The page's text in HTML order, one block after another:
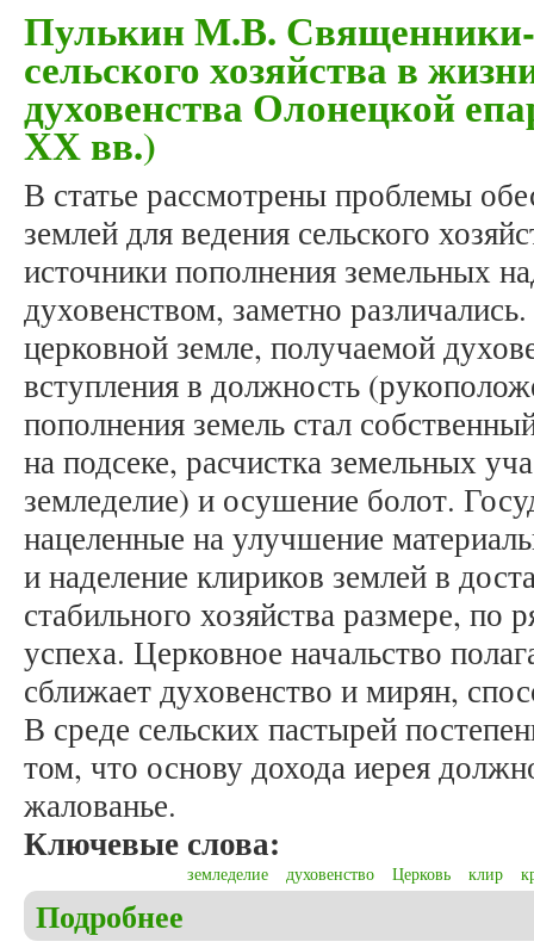
Пулькин М.В. Священники-
сельского хозяйства в
духовенства Олонецкой
ХХ вв.)
В статье рассмотрены проблемы
землей для ведения сельского
источники пополнения земельных
духовенством, заметно
церковной земле, получаемой
вступления в должность
пополнения земель стал
на подсеке, расчистка земельных
земледелие) и осушение болот.
нацеленные на улучшение
и наделение клириков землей в
стабильного хозяйства размере, по
успеха. Церковное начальство
сближает духовенство и мирян,
В среде сельских пастырей
том, что основу дохода иерея
жалованье.
Ключевые слова:
земледелие духовенство Церковь клир
Подробнее